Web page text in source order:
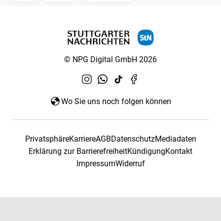
© NPG Digital GmbH 2026
Wo Sie uns noch folgen können
PrivatsphäreKarriereAGBDatenschutzMediadaten
Erklärung zur BarrierefreiheitKündigungKontakt
ImpressumWiderruf